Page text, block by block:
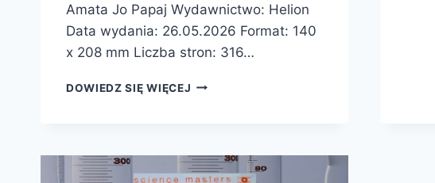
Amata Jo Papaj Wydawnictwo: Helion
Data wydania: 26.05.2026 Format: 140
x 208 mm Liczba stron: 316…
DOWIEDZ SIĘ WIĘCEJ PIERWIASTKI
BLASK